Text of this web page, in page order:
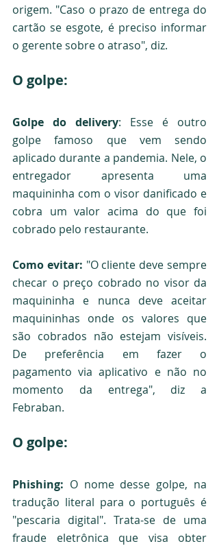
origem. "Caso o prazo de entrega do
cartão se esgote, é preciso informar
o gerente sobre o atraso", diz.
O golpe:
Golpe do delivery: Esse é outro
golpe famoso que vem sendo
aplicado durante a pandemia. Nele, o
entregador apresenta uma
maquininha com o visor danificado e
cobra um valor acima do que foi
cobrado pelo restaurante.
Como evitar: "O cliente deve sempre
checar o preço cobrado no visor da
maquininha e nunca deve aceitar
maquininhas onde os valores que
são cobrados não estejam visíveis.
De preferência em fazer o
pagamento via aplicativo e não no
momento da entrega", diz a
Febraban.
O golpe:
Phishing: O nome desse golpe, na
tradução literal para o português é
"pescaria digital". Trata-se de uma
fraude eletrônica que visa obter